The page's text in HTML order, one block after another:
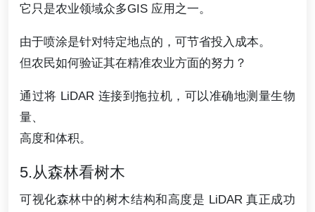
它只是农业领域众多GIS 应用之一。
由于喷涂是针对特定地点的，可节省投入成本。
但农民如何验证其在精准农业方面的努力？
通过将 LiDAR 连接到拖拉机，可以准确地测量生物
量、
高度和体积。
5.从森林看树木
可视化森林中的树木结构和高度是 LiDAR 真正成功